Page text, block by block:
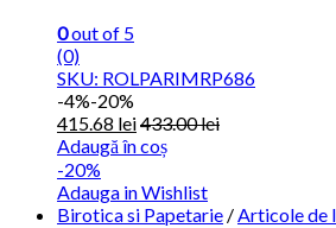
0out of 5
(0)
SKU: ROLPARIMRP686
-4%-20%
415.68 lei433.00lei
Adaugă în coș
-20%
Adauga in Wishlist
Birotica si Papetarie /Articole de